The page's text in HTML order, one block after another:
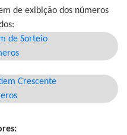
de exibição dos números
de Sorteio
Crescente